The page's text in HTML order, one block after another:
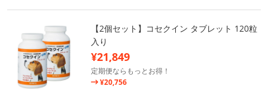
【2個セット】コセクイン タブレット 120粒
入り
¥21,849
定期便ならもっとお得！
¥20,756